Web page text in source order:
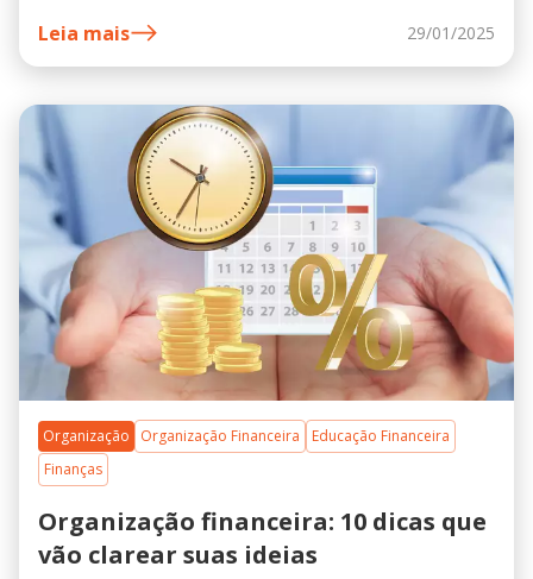
Leia mais 29/01/2025
Organização Organização Financeira
Educação Financeira
Finanças
Organização financeira: 10 dicas que
vão clarear suas ideias